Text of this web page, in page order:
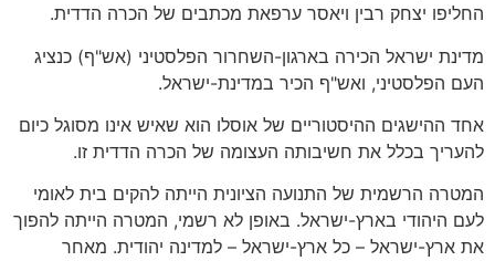
החליפו יצחק רבין ויאסר ערפאת מכתבים של הכרה הדדית.
מדינת ישראל הכירה בארגון-השחרור הפלסטיני (אש"ף) כנציג
העם הפלסטיני, ואש"ף הכיר במדינת-ישראל.
אחד ההישגים ההיסטוריים של אוסלו הוא שאיש אינו מסוגל כיום
להעריך בכלל את חשיבותה העצומה של הכרה הדדית זו.
המטרה הרשמית של התנועה הציונית הייתה להקים בית לאומי
לעם היהודי בארץ-ישראל. באופן לא רשמי, המטרה הייתה להפוך
את ארץ-ישראל – כל ארץ-ישראל – למדינה יהודית. מאחר